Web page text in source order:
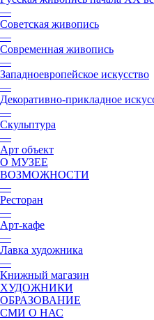
—
Советская живопись
—
Современная живопись
—
Западноевропейское искусство
—
Декоративно-прикладное
—
Скульптура
—
Арт объект
О МУЗЕЕ
ВОЗМОЖНОСТИ
—
Ресторан
—
Арт-кафе
—
Лавка художника
—
Книжный магазин
ХУДОЖНИКИ
ОБРАЗОВАНИЕ
СМИ О НАС